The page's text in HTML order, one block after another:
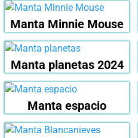
Manta Minnie Mouse
Manta planetas 2024
Manta espacio